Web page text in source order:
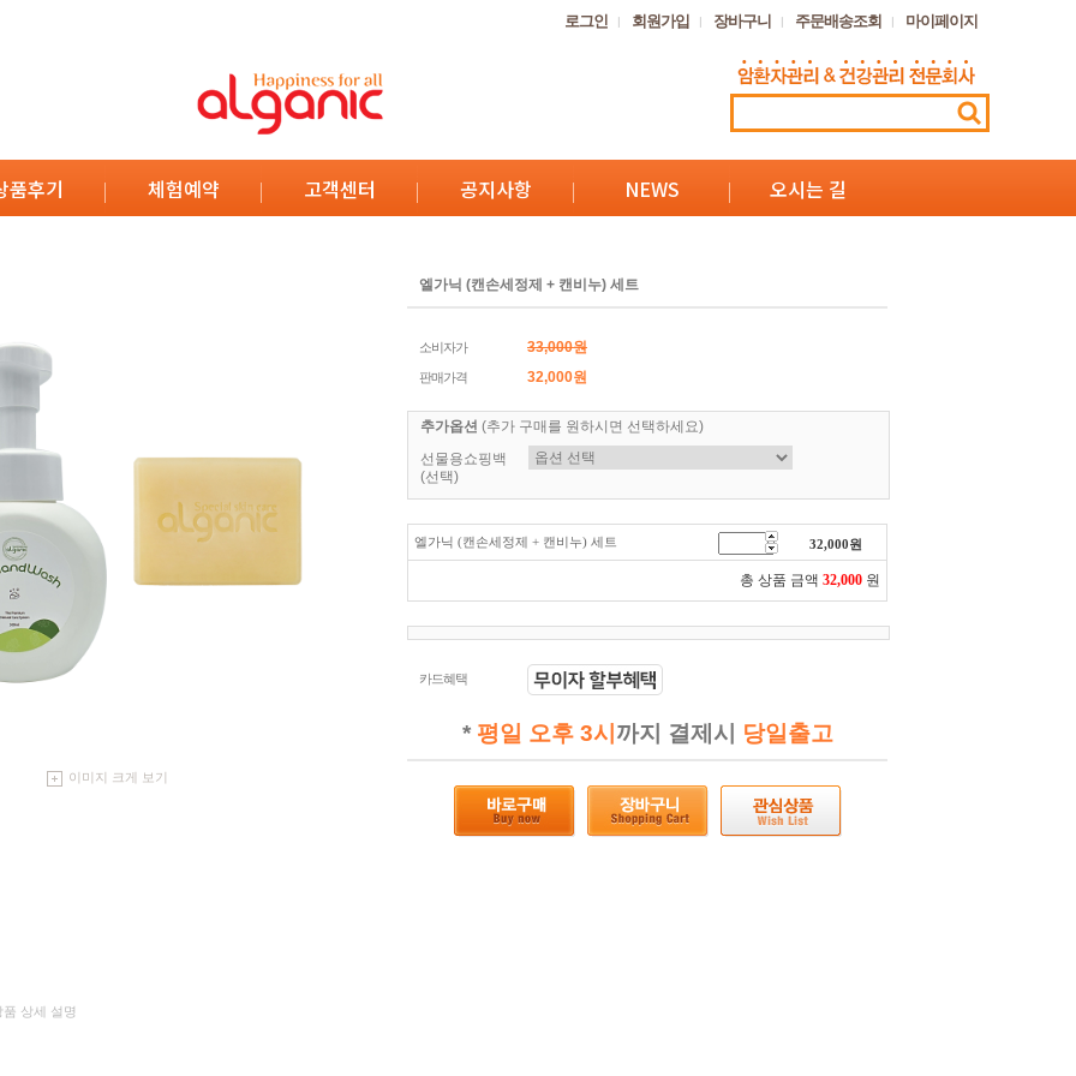
로그인 회원가입 장바구니 주문배송조회 마이페이지
품후기 체험예약 고객센터 공지사항 NEWS 오시는 길
이미지 크게 보기
엘가닉 (캔손세정제 + 캔비누) 세트
소비자가 33,000원
판매가격 32,000원
추가옵션 (추가 구매를 원하시면 선택하세요)
선물용쇼핑백
(선택)
엘가닉 (캔손세정제 + 캔비누) 세트 32,000원
총 상품 금액 32,000 원
카드혜택
* 평일 오후 3시 까지 결제시 당일출고
품 상세 설명